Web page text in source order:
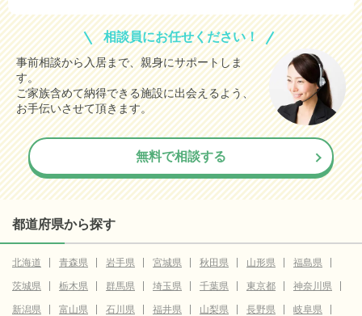
相談員にお任せください！
事前相談から入居まで、親身にサポートしま
す。
ご家族含めて納得できる施設に出会えるよう、
お手伝いさせて頂きます。
無料で相談する
都道府県から探す
北海道 青森県 岩手県 宮城県 秋田県 山形県
福島県
茨城県
栃木県 群馬県 埼玉県 千葉県 東京都
神奈川県
新潟県
富山県 石川県 福井県 山梨県 長野県
岐阜県